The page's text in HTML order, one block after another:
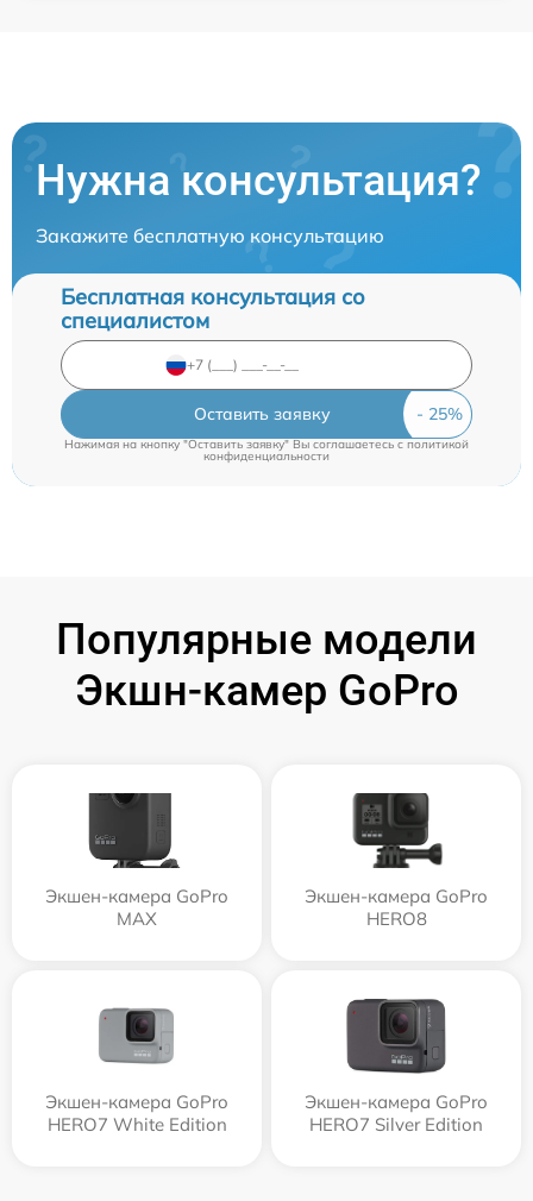
Нужна консультация?
Закажите бесплатную консультацию
Бесплатная консультация со
специалистом
Оставить заявку
Нажимая на кнопку "Оставить заявку" Вы соглашаетесь cполитикой
конфиденциальности
Популярные модели
Экшн-камер GoPro
Экшен-камера GoPro
MAX
Экшен-камера GoPro
HERO8
Экшен-камера GoPro
HERO7 White Edition
Экшен-камера GoPro
HERO7 Silver Edition